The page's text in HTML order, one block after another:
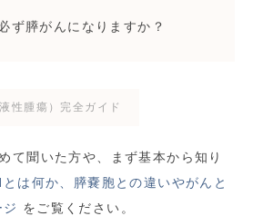
ず膵がんになりますか？
性腫瘍）完全ガイド
て聞いた方や、まず基本から知り
は何か、膵嚢胞との違いやがんと
をご覧ください。